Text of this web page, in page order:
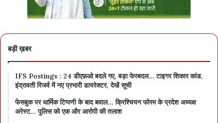
बड़ी ख़बर
IFS Postings : 24 डीएफ़ओ बदले गए, बड़ा फेरबदल… टाइगर शिकार कांड,
इंद्रावती रिजर्व में नए प्रभारी डायरेक्टर, देखें सूची
फेसबुक पर धार्मिक टिप्पणी के बाद बवाल… क्रिश्चियन फोरम के प्रदेश अध्यक्ष
अरेस्ट… पुलिस को एक और आरोपी की तलाश